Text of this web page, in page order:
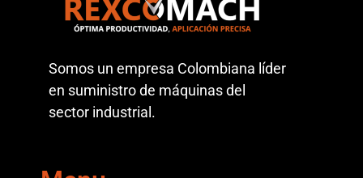
Somos un empresa Colombiana líder
en suministro de máquinas del
sector industrial.